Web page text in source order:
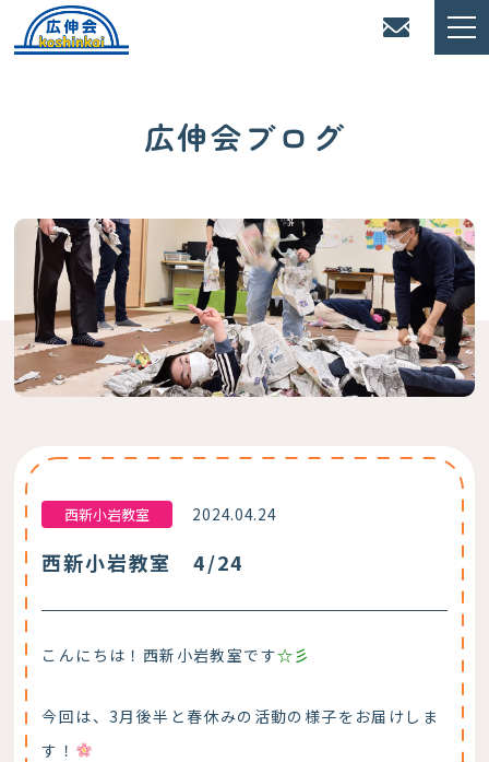
広伸会ブログ
西新小岩教室 2024.04.24
西新小岩教室 4/24
こんにちは！西新小岩教室です☆彡
今回は、3月後半と春休みの活動の様子をお届けしま
す！